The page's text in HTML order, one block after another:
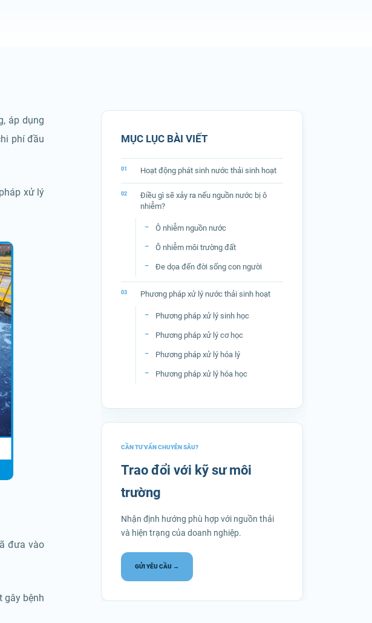
áp dụng
phí đầu
xử lý
đưa vào
gây bệnh
MỤC LỤC BÀI VIẾT
Hoạt động phát sinh nước thải sinh hoạt
Điều gì sẽ xảy ra nếu nguồn nước bị ô
nhiễm?
Ô nhiễm nguồn nước
Ô nhiễm môi trường đất
Đe dọa đến đời sống con người
Phương pháp xử lý nước thải sinh hoạt
Phương pháp xử lý sinh học
Phương pháp xử lý cơ học
Phương pháp xử lý hóa lý
Phương pháp xử lý hóa học
CẦN TƯ VẤN CHUYÊN SÂU?
Trao đổi với kỹ sư môi
trường
Nhận định hướng phù hợp với nguồn thải
và hiện trạng của doanh nghiệp.
GỬI YÊU CẦU →